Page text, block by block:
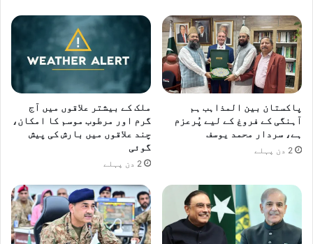
پاکستان بین المذاہب ہم
آہنگی کے فروغ کے لیے پُرعزم
ہے، سردار محمد یوسف
2 دن پہلے
ملک کے بیشتر علاقوں میں آج
گرم اور مرطوب موسم کا امکان،
چند علاقوں میں بارش کی پیش
گوئی
2 دن پہلے